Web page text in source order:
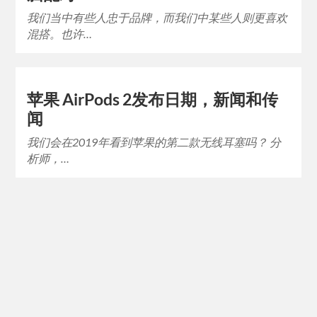
我们当中有些人忠于品牌，而我们中某些人则更喜欢
混搭。也许…
苹果 AirPods 2发布日期，新闻和传
闻
我们会在2019年看到苹果的第二款无线耳塞吗？ 分
析师，…